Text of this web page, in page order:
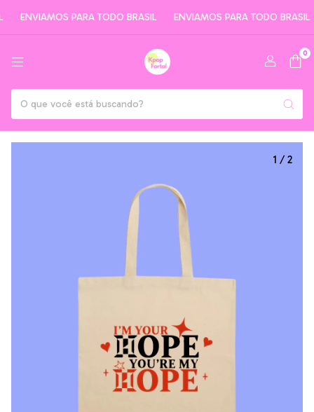
ENVIAMOS PARA TODO BRASIL ENVIAMOS PARA TODO BRASIL
0
1 / 2